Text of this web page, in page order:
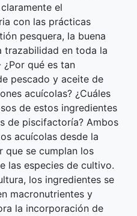
el
con las prácticas
pesquera, la buena
trazabilidad en toda la
qué es tan
pescado y aceite de
acuícolas? ¿Cuáles
de estos ingredientes
de piscifactoría? Ambos
acuícolas desde la
que se cumplan los
las especies de cultivo.
los ingredientes se
macronutrientes y
la incorporación de